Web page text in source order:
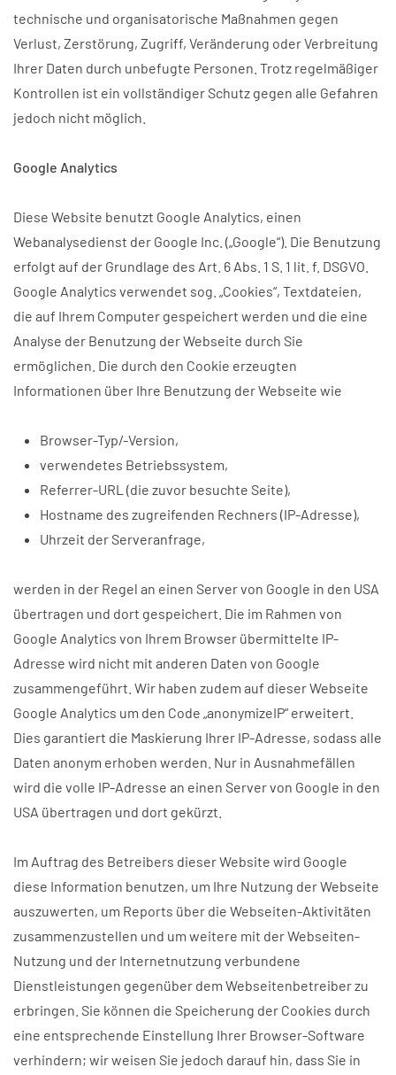
technische und organisatorische Maßnahmen gegen
Verlust, Zerstörung, Zugriff, Veränderung oder Verbreitung
Ihrer Daten durch unbefugte Personen. Trotz regelmäßiger
Kontrollen ist ein vollständiger Schutz gegen alle Gefahren
jedoch nicht möglich.
Google Analytics
Diese Website benutzt Google Analytics, einen
Webanalysedienst der Google Inc. („Google“). Die Benutzung
erfolgt auf der Grundlage des Art. 6 Abs. 1 S. 1 lit. f. DSGVO.
Google Analytics verwendet sog. „Cookies“, Textdateien,
die auf Ihrem Computer gespeichert werden und die eine
Analyse der Benutzung der Webseite durch Sie
ermöglichen. Die durch den Cookie erzeugten
Informationen über Ihre Benutzung der Webseite wie
Browser-Typ/-Version,
verwendetes Betriebssystem,
Referrer-URL (die zuvor besuchte Seite),
Hostname des zugreifenden Rechners (IP-Adresse),
Uhrzeit der Serveranfrage,
werden in der Regel an einen Server von Google in den USA
übertragen und dort gespeichert. Die im Rahmen von
Google Analytics von Ihrem Browser übermittelte IP-
Adresse wird nicht mit anderen Daten von Google
zusammengeführt. Wir haben zudem auf dieser Webseite
Google Analytics um den Code „anonymizeIP“ erweitert.
Dies garantiert die Maskierung Ihrer IP-Adresse, sodass alle
Daten anonym erhoben werden. Nur in Ausnahmefällen
wird die volle IP-Adresse an einen Server von Google in den
USA übertragen und dort gekürzt.
Im Auftrag des Betreibers dieser Website wird Google
diese Information benutzen, um Ihre Nutzung der Webseite
auszuwerten, um Reports über die Webseiten-Aktivitäten
zusammenzustellen und um weitere mit der Webseiten-
Nutzung und der Internetnutzung verbundene
Dienstleistungen gegenüber dem Webseitenbetreiber zu
erbringen. Sie können die Speicherung der Cookies durch
eine entsprechende Einstellung Ihrer Browser-Software
verhindern; wir weisen Sie jedoch darauf hin, dass Sie in